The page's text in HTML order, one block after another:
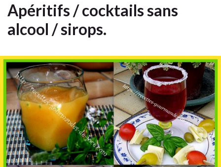
Apéritifs / cocktails sans
alcool / sirops.